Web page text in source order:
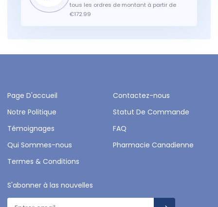
tous les ordres de montant à partir de
€172.99
Page D'accueil
Contactez-nous
Notre Politique
Statut De Commande
Témoignages
FAQ
Qui Sommes-nous
Pharmacie Canadienne
Termes & Conditions
S'abonner à las nouvelles